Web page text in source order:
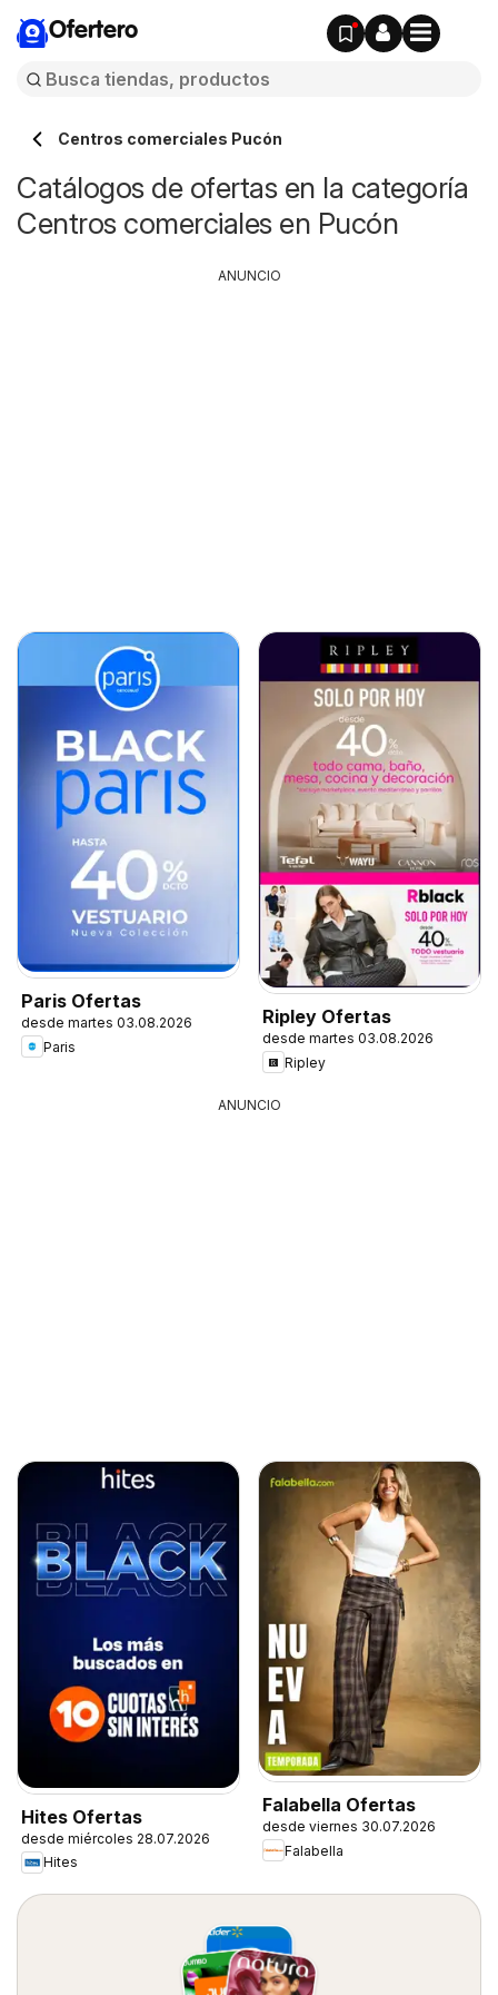
Ofertero
Centros comerciales Pucón
Catálogos de ofertas en la categoría
Centros comerciales en Pucón
Paris Ofertas
desde martes 03.08.2026
Paris
Ripley Ofertas
desde martes 03.08.2026
Ripley
ANUNCIO
ANUNCIO
Hites Ofertas
desde miércoles 28.07.2026
Hites
Falabella Ofertas
desde viernes 30.07.2026
Falabella